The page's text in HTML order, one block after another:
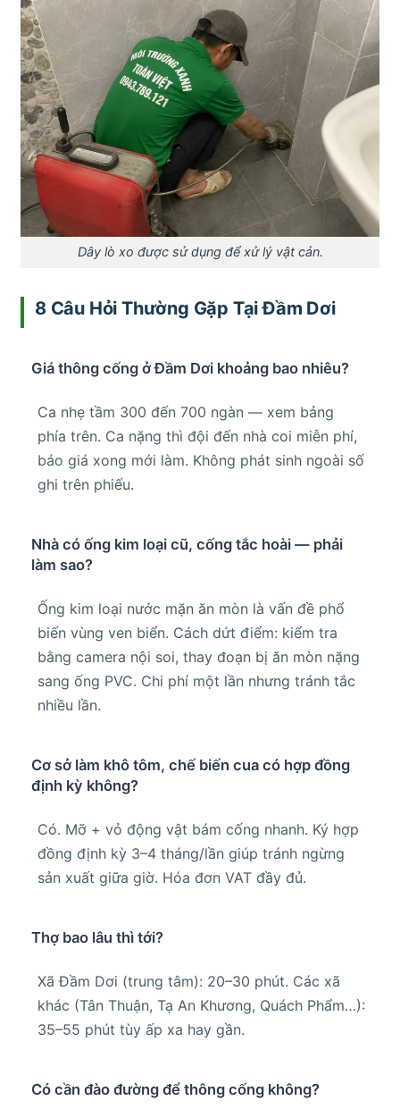
Dây lò xo được sử dụng để xử lý vật cản.
8 Câu Hỏi Thường Gặp Tại Đầm Dơi
Giá thông cống ở Đầm Dơi khoảng bao nhiêu?
Ca nhẹ tầm 300 đến 700 ngàn — xem bảng
phía trên. Ca nặng thì đội đến nhà coi miễn phí,
báo giá xong mới làm. Không phát sinh ngoài số
ghi trên phiếu.
Nhà có ống kim loại cũ, cống tắc hoài — phải
làm sao?
Ống kim loại nước mặn ăn mòn là vấn đề phổ
biến vùng ven biển. Cách dứt điểm: kiểm tra
bằng camera nội soi, thay đoạn bị ăn mòn nặng
sang ống PVC. Chi phí một lần nhưng tránh tắc
nhiều lần.
Cơ sở làm khô tôm, chế biến cua có hợp đồng
định kỳ không?
Có. Mỡ + vỏ động vật bám cống nhanh. Ký hợp
đồng định kỳ 3–4 tháng/lần giúp tránh ngừng
sản xuất giữa giờ. Hóa đơn VAT đầy đủ.
Thợ bao lâu thì tới?
Xã Đầm Dơi (trung tâm): 20–30 phút. Các xã
khác (Tân Thuận, Tạ An Khương, Quách Phẩm…):
35–55 phút tùy ấp xa hay gần.
Có cần đào đường để thông cống không?